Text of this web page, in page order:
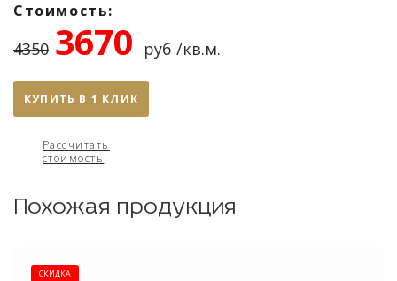
Стоимость:
4350 3670 руб /кв.м.
КУПИТЬ В 1 КЛИК
Рассчитать
стоимость
Похожая продукция
СКИДКА